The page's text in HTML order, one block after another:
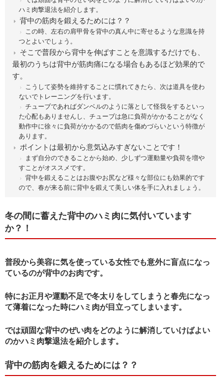
ハミ肉撃退法を紹介します。
背中の筋肉を鍛えるためには？？
この時、左右の肩甲骨を背中の真ん中に寄せるような意識を持
つとよいでしょう。
そこで普段から背中を伸ばすことを意識するだけでも、
最初のうちは背中が筋肉痛になる場合もあるほど効果的で
す。
こうして姿勢を維持することに慣れてきたら、次は道具を使わ
ないでトレーニングを行います。
チューブであればダンベルのように落として怪我をするといっ
た心配もありませんし、チューブは急に負荷がかかることがなく
動作中に徐々に負荷がかかるので筋肉を傷めづらいという特徴が
あります。
ポイントは最初から意気込みすぎないことです！
まず自分のできることから始め、少しずつ運動量や負荷を増や
すことがオススメです。
背中を鍛えることはお腹やお尻など様々な部位にも効果的です
ので、春が来る前に背中を鍛えて美しい体を手に入れましょう。
冬の間に蓄えた背中のハミ肉に気付いています
か？！
普段から美容に気を使っている女性でも意外に盲点になっ
ているのが背中のお肉です。
特にお正月や運動不足で冬太りをしてしまうと春先になっ
て薄着になった時にハミ肉が目立ってしまいます。
では頑固な背中のぜい肉をどのように解消していけばよい
のかハミ肉撃退法を紹介します。
背中の筋肉を鍛えるためには？？